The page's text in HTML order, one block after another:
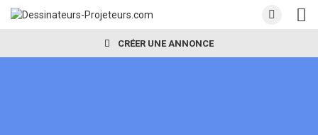
CRÉER UNE ANNONCE